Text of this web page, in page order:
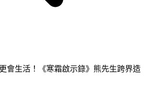
會生活！《寒霜啟示錄》熊先生跨界造